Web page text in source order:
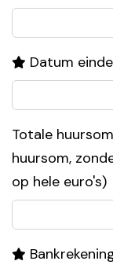
Datum
Totale
huursom,
op hele euro's)